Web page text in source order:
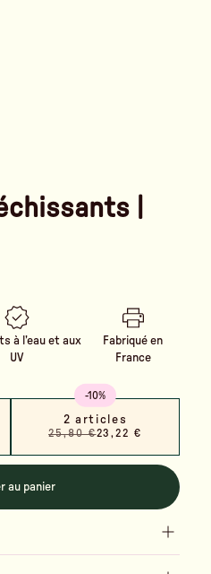
|
à l’eau et aux
UV
Fabriqué en
France
-10%
2 articles
25,80 €23,22 €
au panier